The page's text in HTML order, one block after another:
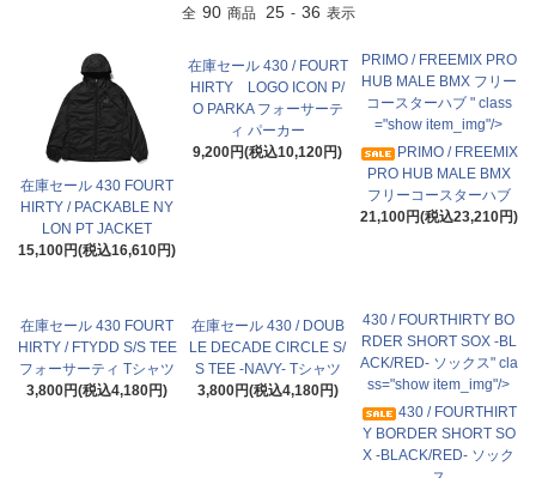
全 90 商品 25 - 36 表示
在庫セール 430 FOURT
HIRTY / PACKABLE NY
LON PT JACKET
15,100円(税込16,610円)
在庫セール 430 / FOURT
HIRTY LOGO ICON P/
O PARKA フォーサーテ
ィ パーカー
9,200円(税込10,120円)
PRIMO / FREEMIX PRO
HUB MALE BMX フリー
コースターハブ " class
="show item_img"/>
PRIMO / FREEMIX
PRO HUB MALE BMX
フリーコースターハブ
21,100円(税込23,210円)
在庫セール 430 FOURT
HIRTY / FTYDD S/S TEE
フォーサーティ Tシャツ
3,800円(税込4,180円)
在庫セール 430 / DOUB
LE DECADE CIRCLE S/
S TEE -NAVY- Tシャツ
3,800円(税込4,180円)
430 / FOURTHIRTY BO
RDER SHORT SOX -BL
ACK/RED- ソックス" cla
ss="show item_img"/>
430 / FOURTHIRT
Y BORDER SHORT SO
X -BLACK/RED- ソック